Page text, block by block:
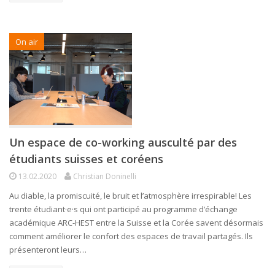
On air
Un espace de co-working ausculté par des
étudiants suisses et coréens
13.02.2020 Christian Doninelli
Au diable, la promiscuité, le bruit et l’atmosphère irrespirable! Les
trente étudiant·e·s qui ont participé au programme d’échange
académique ARC-HEST entre la Suisse et la Corée savent désormais
comment améliorer le confort des espaces de travail partagés. Ils
présenteront leurs…